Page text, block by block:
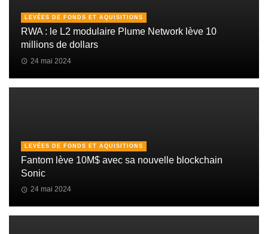
LEVÉES DE FONDS ET AQUISITIONS
RWA : le L2 modulaire Plume Network lève 10
millions de dollars
24 mai 2024
LEVÉES DE FONDS ET AQUISITIONS
Fantom lève 10M$ avec sa nouvelle blockchain
Sonic
24 mai 2024